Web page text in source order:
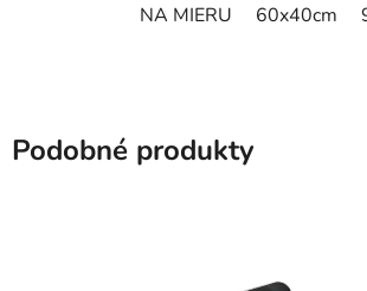
NA MIERU 60x40cm
Podobné produkty